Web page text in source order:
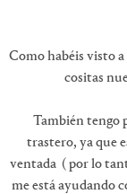
Como habéis visto
cositas
También tengo
trastero, ya que
ventada ( por lo
me está ayudando